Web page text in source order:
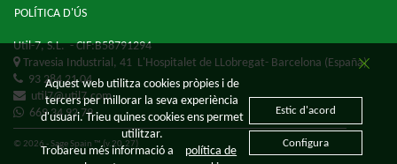
POLÍTICA D'ÚS
Util-7, S.L.- CIF:B58791294
Travesia Industrial, 41 L'Hospitalet de LLobregat- Barcelona (España)
93 284 21 04
util7@util7.com
669 34 92 79
© 2026 - Sage Spain ™ (v.20.27)
Aquest web utilitza cookies pròpies i de
tercers per millorar la seva experiència
d'usuari. Trieu quines cookies ens permet
utilitzar.
Trobareu més informació a
política de
Estic d'acord
Configura